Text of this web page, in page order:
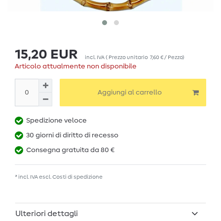
15,20 EUR incl. IVA( Prezzo unitario 7,60 € / Pezzo)
Articolo attualmente non disponibile
Aggiungi al carrello
Spedizione veloce
30 giorni di diritto di recesso
Consegna gratuita da 80 €
* incl. IVA escl.Costi di spedizione
Ulteriori dettagli